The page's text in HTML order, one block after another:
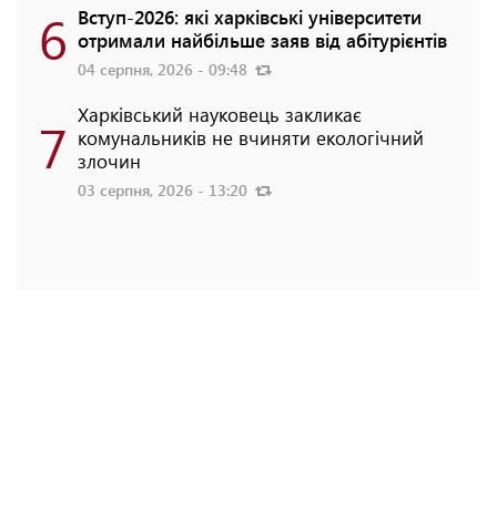
6 Вступ-2026: які харківські університети
отримали найбільше заяв від абітурієнтів
04 серпня, 2026 - 09:48
7 Харківський науковець закликає
комунальників не вчиняти екологічний
злочин
03 серпня, 2026 - 13:20